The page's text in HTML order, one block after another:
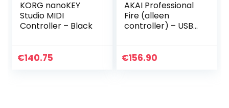
KORG nanoKEY
Studio MIDI
Controller – Black
€140.75
AKAI Professional
Fire (alleen
controller) – USB
64 pad RGB Clip /
€156.90